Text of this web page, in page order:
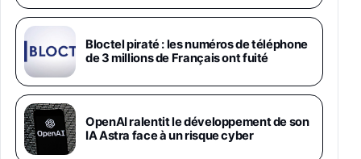
Galaxy S26 Ultra 512 Go Bleu
1019€1399€Fnac (Vendeur Tiers)
Galaxy S26 Ultra 256 Go Violet
892€1199€Fnac (Vendeur Tiers)
Bloctel piraté : les numéros de téléphone
de 3 millions de Français ont fuité
OpenAI ralentit le développement de son
IA Astra face à un risque cyber